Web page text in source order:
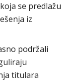
se predlažu
iz
podržali
titulara